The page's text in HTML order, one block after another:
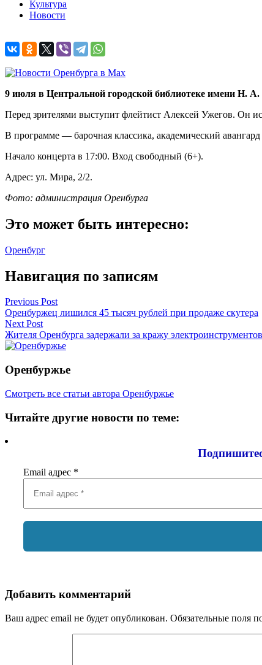
Культура
Новости
9 июля в Центральной городской библиотеке имени Н.
Перед зрителями выступит флейтист Алексей Ужегов. Он
В программе — барочная классика, академический
Начало концерта в 17:00. Вход свободный (6+).
Адрес: ул. Мира, 2/2.
Фото: администрация Оренбурга
Это может быть интересно:
Оренбург
Навигация по записям
Previous Post
Оренбуржец лишился 45 тысяч рублей при продаже скутера
Next Post
Жителя Оренбурга задержали за кражу электроинструментов
Оренбуржье
Смотреть все статьи автора Оренбуржье
Читайте другие новости по теме:
Email адрес *
Добавить комментарий
Ваш адрес email не будет опубликован. Обязательные поля